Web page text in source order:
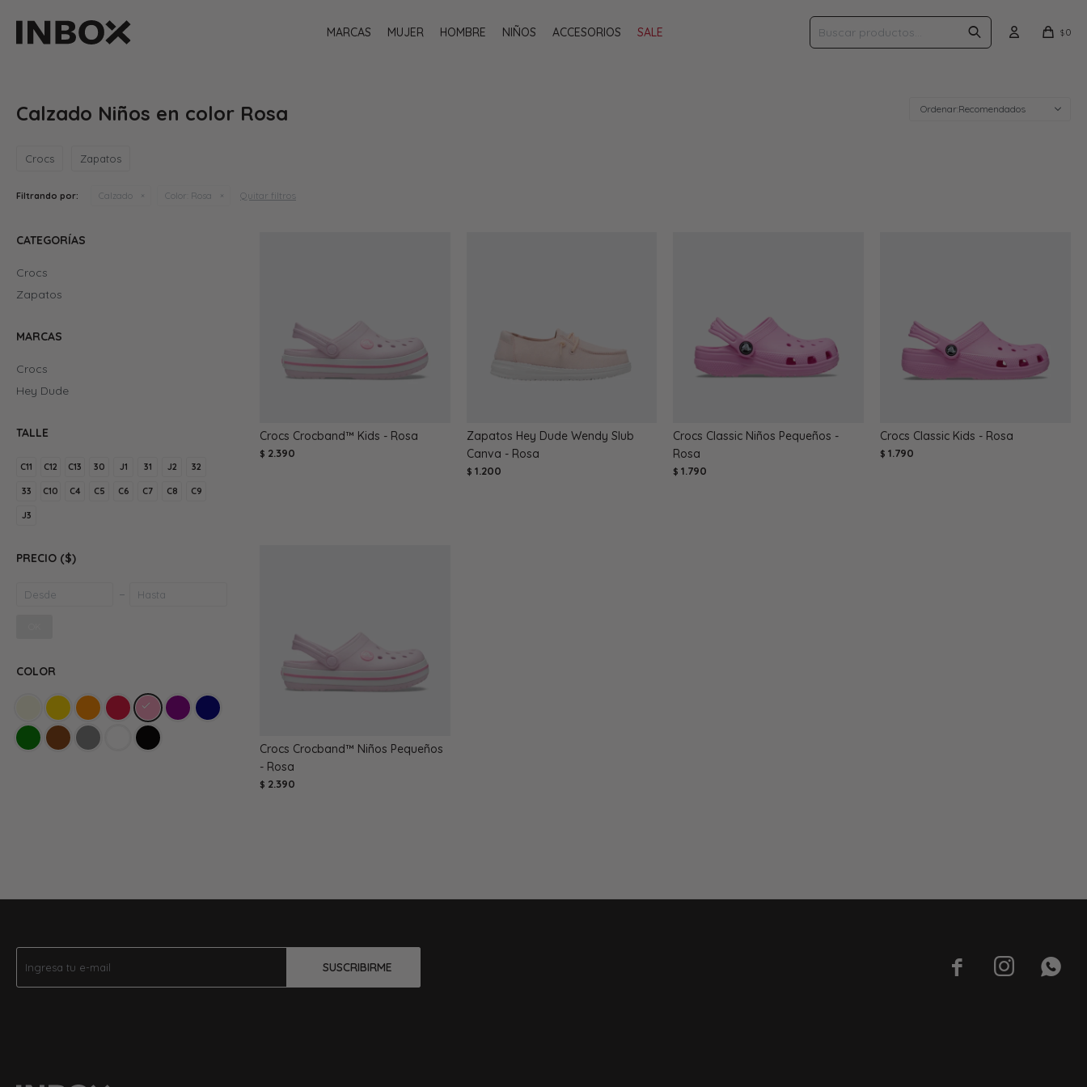
MARCAS MUJER HOMBRE NIÑOS ACCESORIOS SALE $0
Calzado Niños en color Rosa Recomendados
Crocs Zapatos
Filtrando por: Calzado Color: Rosa Quitar filtros
Crocs Crocband™ Kids - Rosa
$ 2.390
Zapatos Hey Dude Wendy Slub
Canva - Rosa
$ 1.200
Crocs Classic Niños Pequeños -
Rosa
$ 1.790
Crocs Classic Kids - Rosa
$ 1.790
Crocs Crocband™ Niños Pequeños
- Rosa
$ 2.390
CATEGORÍAS
Crocs
Zapatos
MARCAS
Crocs
Hey Dude
TALLE
C11 C12 C13 30 J1 31 J2 32
33 C10 C4 C5 C6 C7 C8 C9
J3
PRECIO ($)
COLOR
SUSCRIBIRME   